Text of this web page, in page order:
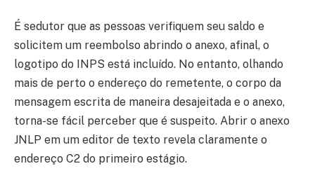
É sedutor que as pessoas verifiquem seu saldo e
solicitem um reembolso abrindo o anexo, afinal, o
logotipo do INPS está incluído. No entanto, olhando
mais de perto o endereço do remetente, o corpo da
mensagem escrita de maneira desajeitada e o anexo,
torna-se fácil perceber que é suspeito. Abrir o anexo
JNLP em um editor de texto revela claramente o
endereço C2 do primeiro estágio.